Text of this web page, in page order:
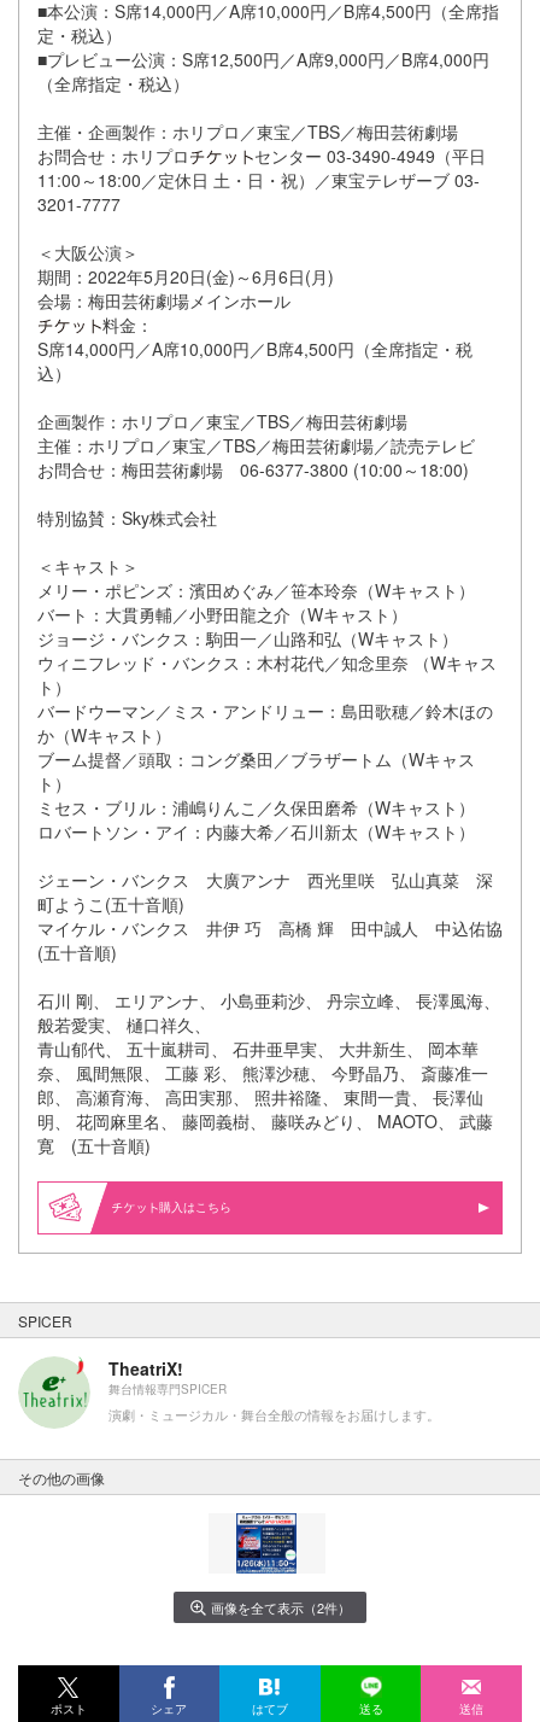
■本公演：S席14,000円／A席10,000円／B席4,500円（全席指
定・税込）
■プレビュー公演：S席12,500円／A席9,000円／B席4,000円
（全席指定・税込）
主催・企画製作：ホリプロ／東宝／TBS／梅田芸術劇場
お問合せ：ホリプロ
センター 03-3490-4949（平日
11:00～18:00／定休日 土・日・祝）／東宝テレザーブ 03-
3201-7777
＜大阪公演＞
期間：2022年5月20日(金)～6月6日(月)
会場：梅田芸術劇場メインホール
料金：
S席14,000円／A席10,000円／B席4,500円（全席指定・税
込）
企画製作：ホリプロ／東宝／TBS／梅田芸術劇場
主催：ホリプロ／東宝／TBS／梅田芸術劇場／読売テレビ
お問合せ：梅田芸術劇場 06-6377-3800 (10:00～18:00)
特別協賛：Sky株式会社
＜キャスト＞
メリー・ポピンズ：濱田めぐみ／笹本玲奈（Wキャスト）
バート：大貫勇輔／小野田龍之介（Wキャスト）
ジョージ・バンクス：駒田一／山路和弘（Wキャスト）
ウィニフレッド・バンクス：木村花代／知念里奈 （Wキャス
ト）
バードウーマン／ミス・アンドリュー：島田歌穂／鈴木ほの
か（Wキャスト）
ブーム提督／頭取：コング桑田／ブラザートム（Wキャス
ト）
ミセス・ブリル：浦嶋りんこ／久保田磨希（Wキャスト）
ロバートソン・アイ：内藤大希／石川新太（Wキャスト）
ジェーン・バンクス 大廣アンナ 西光里咲 弘山真菜 深
町ようこ(五十音順)
マイケル・バンクス 井伊 巧 高橋 輝 田中誠人 中込佑協
(五十音順)
石川 剛、 エリアンナ、 小島亜莉沙、 丹宗立峰、 長澤風海、
般若愛実、 樋口祥久、
青山郁代、 五十嵐耕司、 石井亜早実、 大井新生、 岡本華
奈、 風間無限、 工藤 彩、 熊澤沙穂、 今野晶乃、 斎藤准一
郎、 高瀬育海、 高田実那、 照井裕隆、 東間一貴、 長澤仙
明、 花岡麻里名、 藤岡義樹、 藤咲みどり、 MAOTO、 武藤
寛 (五十音順)
購入はこちら
SPICER
TheatriX!
舞台情報専門SPICER
演劇・ミュージカル・舞台全般の情報をお届けします。
その他の画像
画像を全て表示（2件）
ポスト シェア はてブ 送る 送信